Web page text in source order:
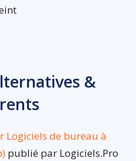
&
Logiciels de bureau à
publié par Logiciels.Pro